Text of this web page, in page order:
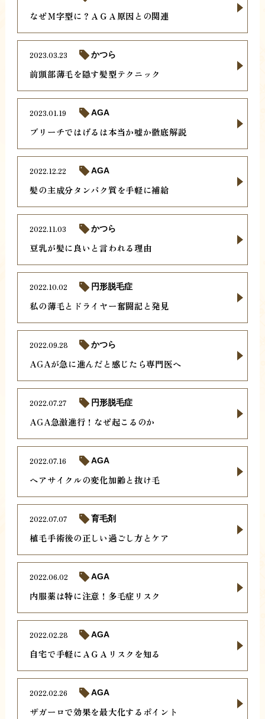
なぜＭ字型に？ＡＧＡ原因との関連
前頭部薄毛を隠す髪型テクニック
2023.03.23 かつら
ブリーチではげるは本当か嘘か徹底解説
2023.01.19 AGA
髪の主成分タンパク質を手軽に補給
2022.12.22 AGA
豆乳が髪に良いと言われる理由
2022.11.03 かつら
私の薄毛とドライヤー奮闘記と発見
2022.10.02 円形脱毛症
AGAが急に進んだと感じたら専門医へ
2022.09.28 かつら
AGA急激進行！なぜ起こるのか
2022.07.27 円形脱毛症
ヘアサイクルの変化加齢と抜け毛
2022.07.16 AGA
植毛手術後の正しい過ごし方とケア
2022.07.07 育毛剤
内服薬は特に注意！多毛症リスク
2022.06.02 AGA
自宅で手軽にＡＧＡリスクを知る
2022.02.28 AGA
ザガーロで効果を最大化するポイント
2022.02.26 AGA